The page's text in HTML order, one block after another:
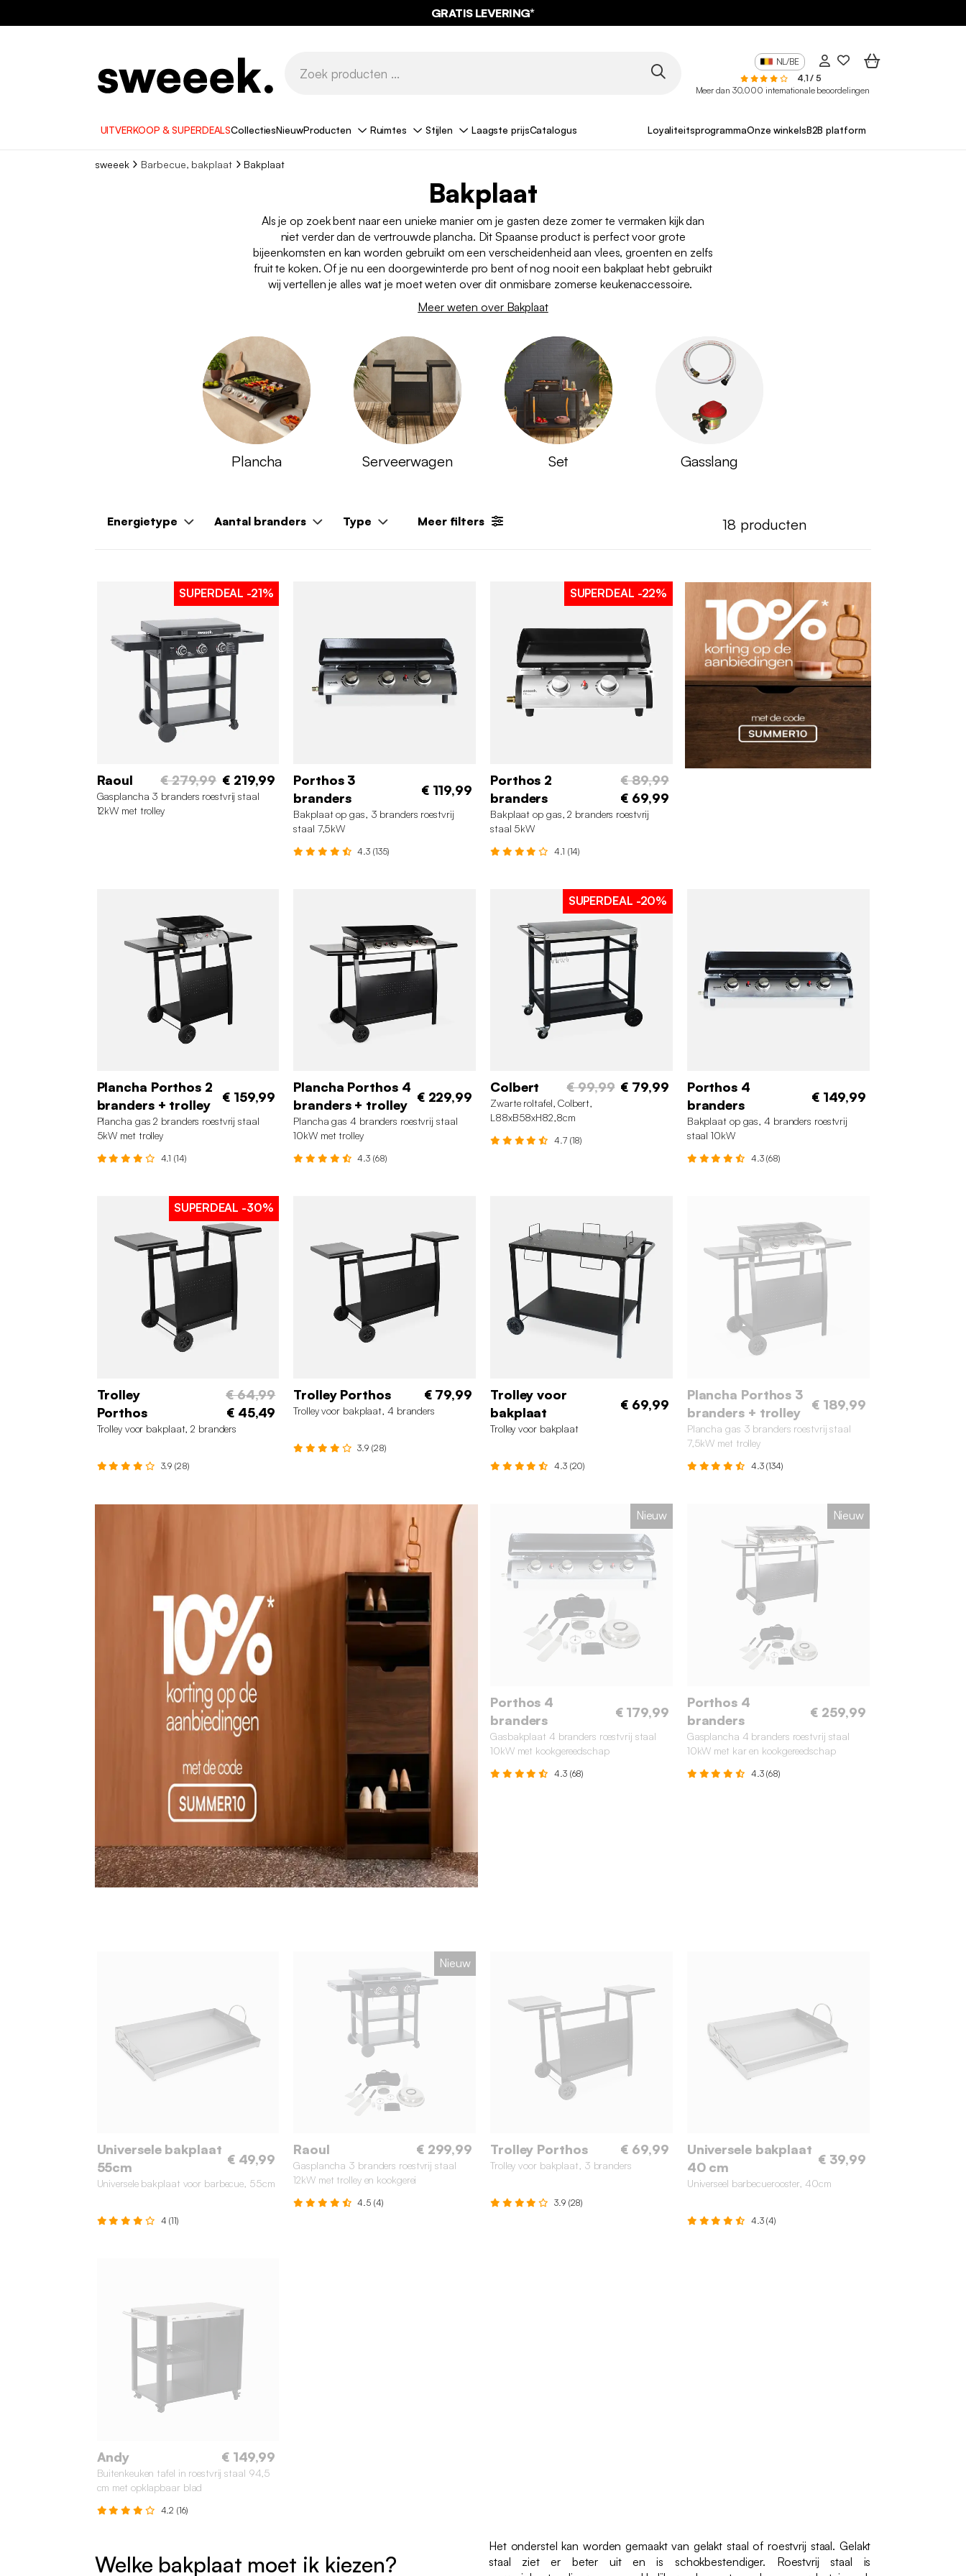
GRATIS LEVERING*
NL/BE
4,1 / 5
Meer dan 30.000 internationale beoordelingen
UITVERKOOP & SUPERDEALSCollectiesNieuwProducten Ruimtes Stijlen Laagste prijsCatalogus LoyaliteitsprogrammaOnze winkelsB2B platform
sweeek Barbecue, bakplaat Bakplaat
Bakplaat
Als je op zoek bent naar een unieke manier om je gasten deze zomer te vermaken kijk dan
niet verder dan de vertrouwde plancha. Dit Spaanse product is perfect voor grote
bijeenkomsten en kan worden gebruikt om een verscheidenheid aan vlees, groenten en zelfs
fruit te koken. Of je nu een doorgewinterde pro bent of nog nooit een bakplaat hebt gebruikt
wij vertellen je alles wat je moet weten over dit onmisbare zomerse keukenaccessoire.
Meer weten over Bakplaat
Plancha Serveerwagen Set Gasslang
Energietype Aantal branders Type Meer filters 18 producten
SUPERDEAL -21%
Raoul € 279,99 € 219,99
Gasplancha 3 branders roestvrij staal
12kW met trolley
Porthos 3
branders
€ 119,99
Bakplaat op gas, 3 branders roestvrij
staal 7,5kW
4.3 (135)
SUPERDEAL -22%
Porthos 2
branders
€ 89,99
€ 69,99
Bakplaat op gas, 2 branders roestvrij
staal 5kW
4.1 (14)
Plancha Porthos 2
branders + trolley
€ 159,99
Plancha gas 2 branders roestvrij staal
5kW met trolley
4.1 (14)
Plancha Porthos 4
branders + trolley
€ 229,99
Plancha gas 4 branders roestvrij staal
10kW met trolley
4.3 (68)
SUPERDEAL -20%
Colbert € 99,99 € 79,99
Zwarte roltafel, Colbert,
L88xB58xH82,8cm
4.7 (18)
Porthos 4
branders
€ 149,99
Bakplaat op gas, 4 branders roestvrij
staal 10kW
4.3 (68)
SUPERDEAL -30%
Trolley
Porthos
€ 64,99
€ 45,49
Trolley voor bakplaat, 2 branders
3.9 (28)
Trolley Porthos € 79,99
Trolley voor bakplaat, 4 branders
3.9 (28)
Trolley voor
bakplaat
€ 69,99
Trolley voor bakplaat
4.3 (20)
Plancha Porthos 3
branders + trolley
€ 189,99
Plancha gas 3 branders roestvrij staal
7,5kW met trolley
4.3 (134)
Nieuw
Porthos 4
branders
€ 179,99
Gasbakplaat 4 branders roestvrij staal
10kW met kookgereedschap
4.3 (68)
Nieuw
Porthos 4
branders
€ 259,99
Gasplancha 4 branders roestvrij staal
10kW met kar en kookgereedschap
4.3 (68)
Universele bakplaat
55cm
€ 49,99
Universele bakplaat voor barbecue, 55cm
4 (11)
Nieuw
Raoul € 299,99
Gasplancha 3 branders roestvrij staal
12kW met trolley en kookgerei
4.5 (4)
Trolley Porthos € 69,99
Trolley voor bakplaat, 3 branders
3.9 (28)
Universele bakplaat
40 cm
€ 39,99
Universeel barbecuerooster, 40cm
4.3 (4)
Andy € 149,99
Buitenkeuken tafel in roestvrij staal 94,5
cm met opklapbaar blad
4.2 (16)
Welke bakplaat moet ik kiezen?
Het onderstel kan worden gemaakt van gelakt staal of roestvrij staal. Gelakt
staal ziet er beter uit en is schokbestendiger. Roestvrij staal is